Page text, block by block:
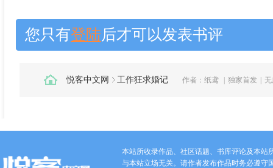
您只有登陆后才可以发表书评
悦客中文网 工作狂求婚记 作者： 纸鸢 | 独家首发 |
本站所收录作品、社区话题、书库评论及本站
与本站立场无关。请作者发布作品时务必遵守